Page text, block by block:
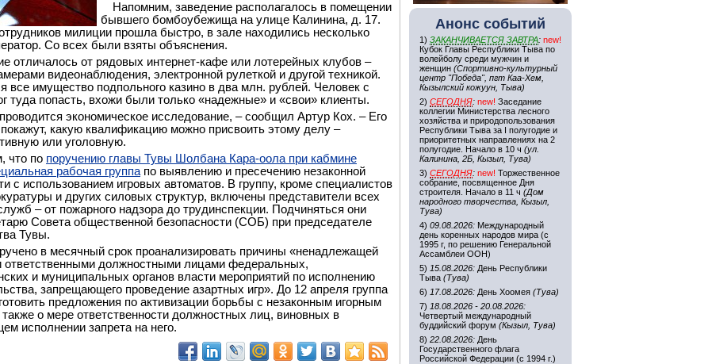
Напомним, заведение располагалось в помещении
бывшего бомбоубежища на улице Калинина, д. 17.
милиции прошла быстро, в зале находились несколько
Со всех были взяты объяснения.
отличалось от рядовых интернет-кафе или лотерейных клубов –
видеонаблюдения, электронной рулеткой и другой техникой.
все имущество подпольного казино в два млн. рублей. Человек с
туда попасть, вхожи были только «надежные» и «свои» клиенты.
экономическое исследование, – сообщил Артур Кох. – Его
какую квалификацию можно присвоить этому делу –
или уголовную.
что по поручению главы Тувы Шолбана Кара-оола при кабмине
рабочая группа по выявлению и пресечению незаконной
с использованием игровых автоматов. В группу, кроме специалистов
и других силовых структур, включены представители всех
– от пожарного надзора до трудинспекции. Подчиняться они
Совета общественной безопасности (СОБ) при председателе
Тувы.
в месячный срок проанализировать причины «ненадлежащей
ответственными должностными лицами федеральных,
и муниципальных органов власти мероприятий по исполнению
запрещающего проведение азартных игр». До 12 апреля группа
предложения по активизации борьбы с незаконным игорным
о мере ответственности должностных лиц, виновных в
исполнении запрета на него.
Анонс событий
1) ЗАКАНЧИВАЕТСЯ ЗАВТРА: new!
Кубок Главы Республики Тыва по
волейболу среди мужчин и
женщин (Спортивно-культурный
центр "Победа", пгт Каа-Хем,
Кызылский кожуун, Тыва)
2) СЕГОДНЯ: new! Заседание
коллегии Министерства лесного
хозяйства и природопользования
Республики Тыва за I полугодие и
приоритетных направлениях на 2
полугодие. Начало в 10 ч (ул.
Калинина, 2Б, Кызыл, Тува)
3) СЕГОДНЯ: new! Торжественное
собрание, посвященное Дня
строителя. Начало в 11 ч (Дом
народного творчества, Кызыл,
Тува)
4) 09.08.2026: Международный
день коренных народов мира (с
1995 г, по решению Генеральной
Ассамблеи ООН)
5) 15.08.2026: День Республики
Тыва (Тува)
6) 17.08.2026: День Хоомея (Тува)
7) 18.08.2026 - 20.08.2026:
Четвертый международный
буддийский форум (Кызыл, Тува)
8) 22.08.2026: День
Государственного флага
Российской Федерации (с 1994 г.)